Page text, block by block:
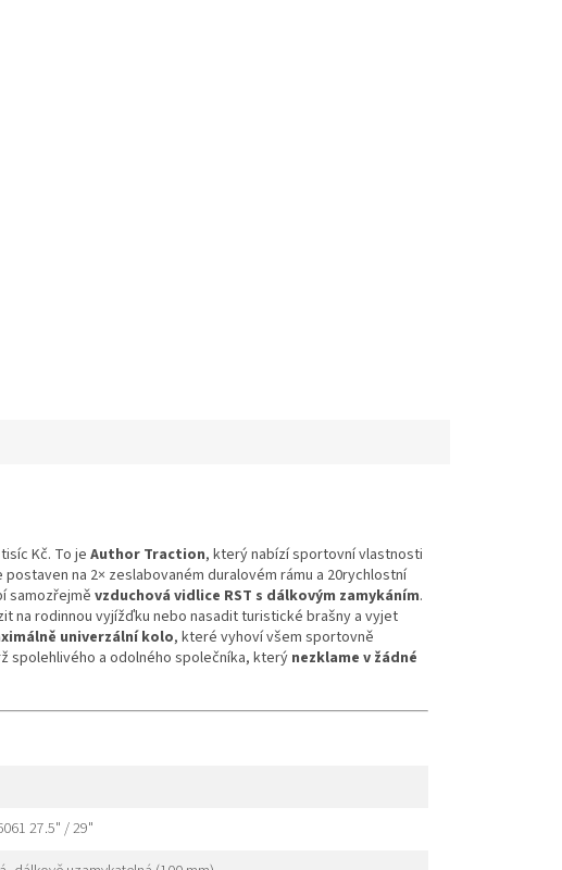
Kč. To je Author Traction, který nabízí sportovní vlastnosti
na 2× zeslabovaném duralovém rámu a 20rychlostní
samozřejmě vzduchová vidlice RST s dálkovým zamykáním.
na rodinnou vyjížďku nebo nasadit turistické brašny a vyjet
univerzální kolo, které vyhoví všem sportovně
spolehlivého a odolného společníka, který nezklame v žádné
27.5" / 29"